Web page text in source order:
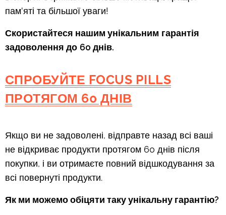
пам'яті та більшої уваги!
Скористайтеся нашим унікальним гарантія
задоволення до 60 днів.
СПРОБУЙТЕ FOCUS PILLS
ПРОТЯГОМ 60 ДНІВ
Якщо ви не задоволені, відправте назад всі ваші
не відкриває продукти протягом 60 днів після
покупки, і ви отримаєте повний відшкодування за
всі повернуті продукти.
Як ми можемо обіцяти таку унікальну гарантію?